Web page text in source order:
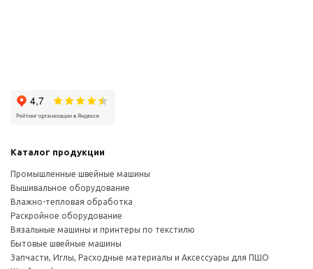
Каталог продукции
Промышленные швейные машины
Вышивальное оборудование
Влажно-тепловая обработка
Раскройное оборудование
Вязальные машины и принтеры по текстилю
Бытовые швейные машины
Запчасти, Иглы, Расходные материалы и Аксессуары для ПШО